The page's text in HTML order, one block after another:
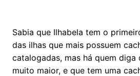
Sabia que Ilhabela tem o
das ilhas que mais possuem
catalogadas, mas há quem diga
muito maior, e que tem uma